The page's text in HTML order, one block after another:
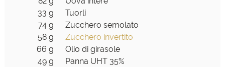
33 g
Tuorli
74 g
Zucchero semolato
58 g
Zucchero invertito
66 g
Olio di girasole
49 g
Panna UHT 35%